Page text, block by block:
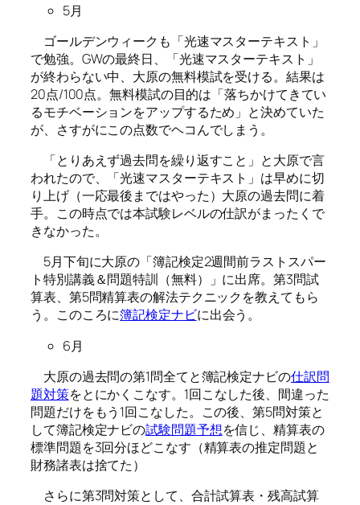
5月
ゴールデンウィークも「光速マスターテキスト」
で勉強。GWの最終日、「光速マスターテキスト」
が終わらない中、大原の無料模試を受ける。結果は
20点/100点。無料模試の目的は「落ちかけてきてい
るモチベーションをアップするため」と決めていた
が、さすがにこの点数でヘコんでしまう。
「とりあえず過去問を繰り返すこと」と大原で言
われたので、「光速マスターテキスト」は早めに切
り上げ（一応最後まではやった）大原の過去問に着
手。この時点では本試験レベルの仕訳がまったくで
きなかった。
5月下旬に大原の「簿記検定2週間前ラストスパー
ト特別講義＆問題特訓（無料）」に出席。第3問試
算表、第5問精算表の解法テクニックを教えてもら
う。このころに簿記検定ナビに出会う。
6月
大原の過去問の第1問全てと簿記検定ナビの仕訳問
題対策をとにかくこなす。1回こなした後、間違った
問題だけをもう1回こなした。この後、第5問対策と
して簿記検定ナビの試験問題予想を信じ、精算表の
標準問題を3回分ほどこなす（精算表の推定問題と
財務諸表は捨てた）
さらに第3問対策として、合計試算表・残高試算